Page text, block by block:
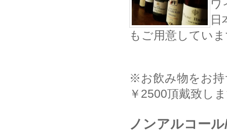
ワ
日
もご用意してい
※お飲み物をお持
￥2500頂戴致し
ノンアルコー